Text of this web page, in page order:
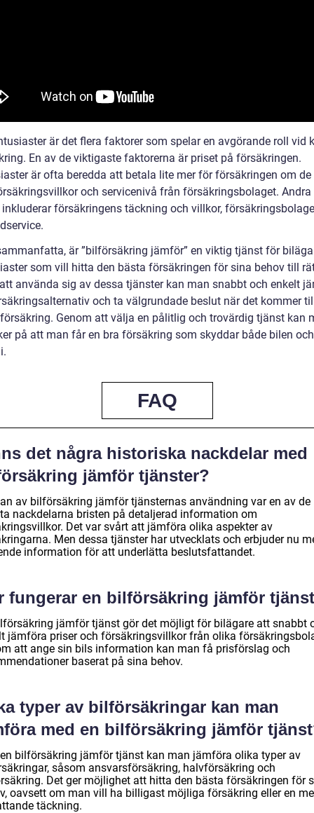
är det flera faktorer som spelar en avgörande roll vid
En av de viktigaste faktorerna är priset på försäkringen.
är ofta beredda att betala lite mer för försäkringen om
och servicenivå från försäkringsbolaget.
försäkringens täckning och villkor,
är ”bilförsäkring jämför” en viktig tjänst för
som vill hitta den bästa försäkringen för sina behov till
använda sig av dessa tjänster kan man snabbt och enkelt
och ta välgrundade beslut när det kommer
Genom att välja en pålitlig och trovärdig tjänst kan
på att man får en bra försäkring som skyddar både bilen
FAQ
det några historiska nackdelar med
jämför tjänster?
av bilförsäkring jämför tjänsternas användning var en av de
nackdelarna bristen på detaljerad information om
Det var svårt att jämföra olika aspekter av
Men dessa tjänster har utvecklats och erbjuder nu
information för att underlätta beslutsfattandet.
fungerar en bilförsäkring jämför
jämför tjänst gör det möjligt för bilägare att snabbt
jämföra priser och försäkringsvillkor från olika
att ange sin bils information kan man få prisförslag och
baserat på sina behov.
typer av bilförsäkringar kan man
med en bilförsäkring jämför
bilförsäkring jämför tjänst kan man jämföra olika typer av
såsom ansvarsförsäkring, halvförsäkring och
Det ger möjlighet att hitta den bästa försäkringen för
oavsett om man vill ha billigast möjliga försäkring eller en
täckning.